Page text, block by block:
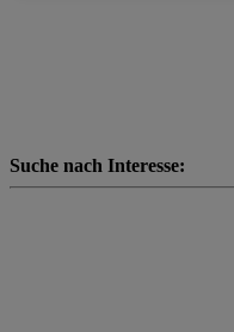
Suche nach Interesse: